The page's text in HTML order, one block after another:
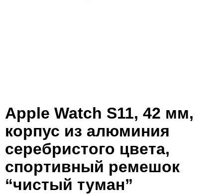
Apple Watch S11, 42 мм,
корпус из алюминия
серебристого цвета,
спортивный ремешок
“чистый туман”